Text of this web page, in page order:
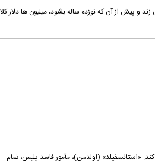
و پیش از آن که نوزده ساله بشود، میلیون ها دلار
«استانسفیلد» (اولدمن)، مأمور فاسد پلیس، تمام